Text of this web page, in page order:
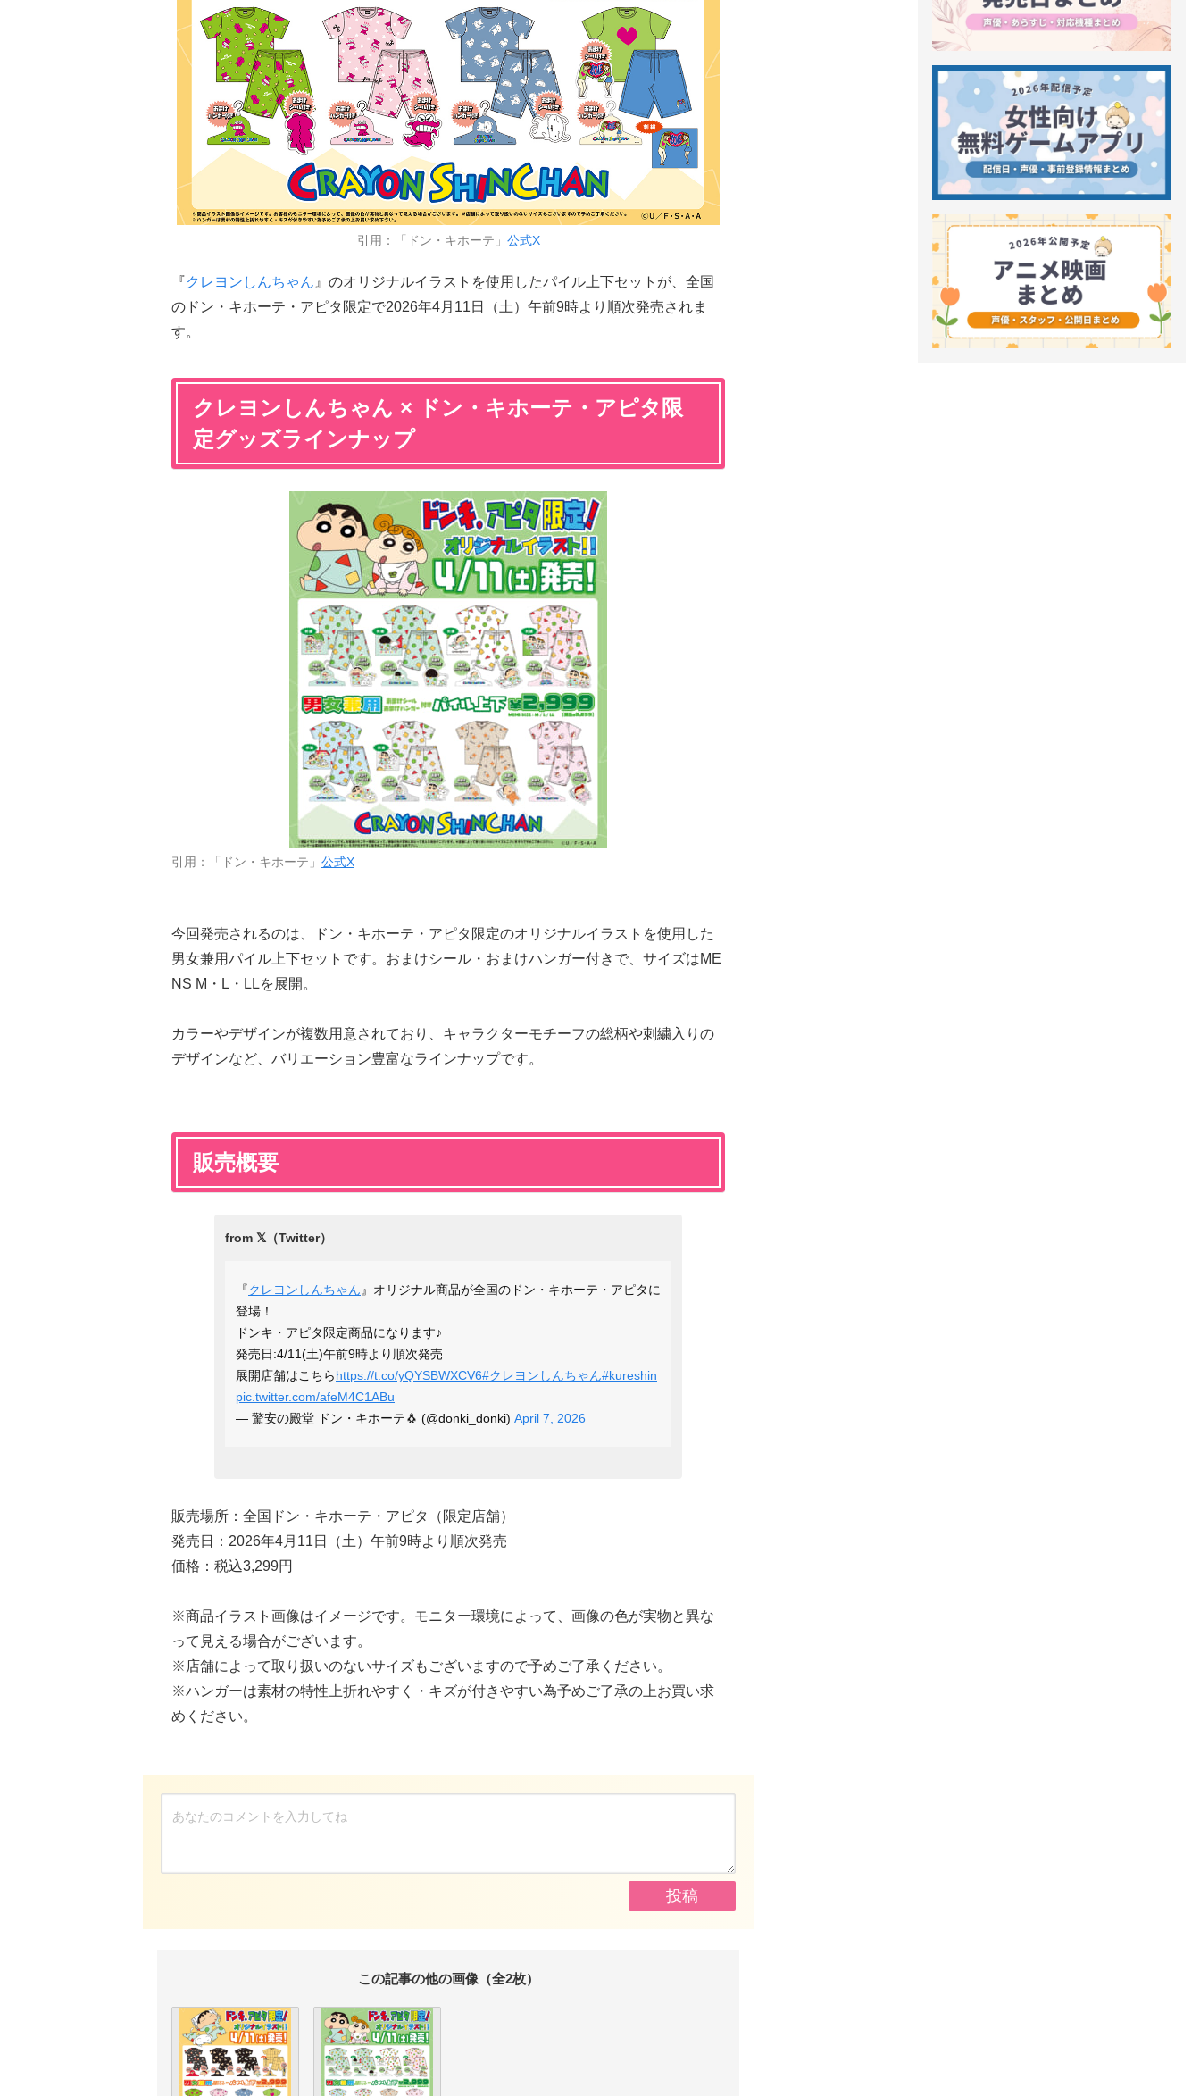
引用：「ドン・キホーテ」 公式X
『クレヨンしんちゃん 』のオリジナルイラストを使用したパイル上下セットが、全国
のドン・キホーテ・アピタ限定で2026年4月11日（土）午前9時より順次発売されま
す。
クレヨンしんちゃん × ドン・キホーテ・アピタ限
定グッズラインナップ
引用：「ドン・キホーテ」 公式X
今回発売されるのは、ドン・キホーテ・アピタ限定のオリジナルイラストを使用した
男女兼用パイル上下セットです。おまけシール・おまけハンガー付きで、サイズはME
NS M・L・LLを展開。
カラーやデザインが複数用意されており、キャラクターモチーフの総柄や刺繍入りの
デザインなど、バリエーション豊富なラインナップです。
販売概要
『クレヨンしんちゃん 』オリジナル商品が全国のドン・キホーテ・アピタに
登場！
ドンキ・アピタ限定商品になります♪
発売日:4/11(土)午前9時より順次発売
展開店舗はこちらhttps://t.co/yQYSBWXCV6#クレヨンしんちゃん#kureshin
pic.twitter.com/afeM4C1ABu
— 驚安の殿堂 ドン・キホーテ🐧 (@donki_donki) April 7, 2026
販売場所：全国ドン・キホーテ・アピタ（限定店舗）
発売日：2026年4月11日（土）午前9時より順次発売
価格：税込3,299円
※商品イラスト画像はイメージです。モニター環境によって、画像の色が実物と異な
って見える場合がございます。
※店舗によって取り扱いのないサイズもございますので予めご了承ください。
※ハンガーは素材の特性上折れやすく・キズが付きやすい為予めご了承の上お買い求
めください。
この記事の他の画像（全2枚）